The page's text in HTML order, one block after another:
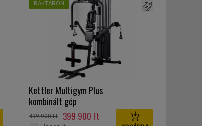
RAKTÁRON
Kettler Multigym Plus
kombinált gép
499 900 Ft 399 900 Ft